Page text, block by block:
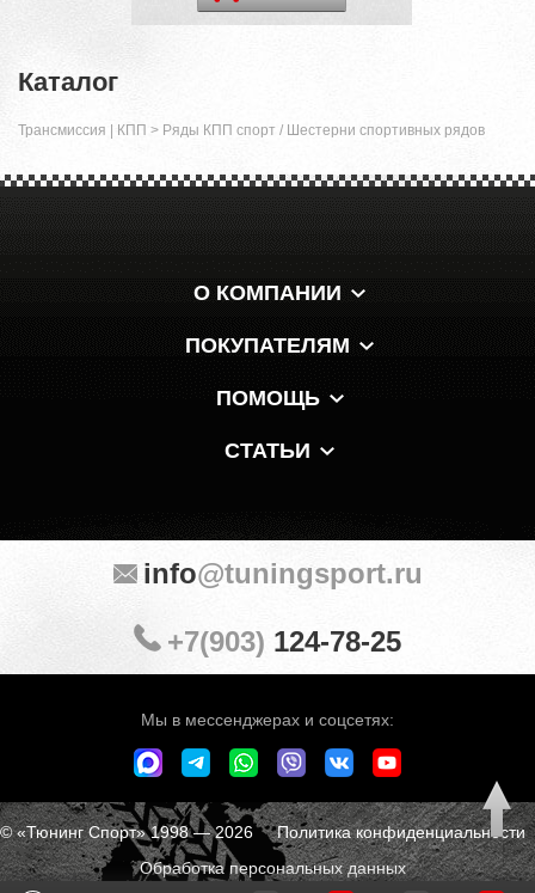
Каталог
Трансмиссия | КПП > Ряды КПП спорт / Шестерни спортивных рядов
О КОМПАНИИ
ПОКУПАТЕЛЯМ
ПОМОЩЬ
СТАТЬИ
Мы в мессенджерах и соцсетях:
info@tuningsport.ru
+7(903) 124-78-25
© «Тюнинг Спорт» 1998 — 2026Политика конфиденциальности
Обработка персональных данных